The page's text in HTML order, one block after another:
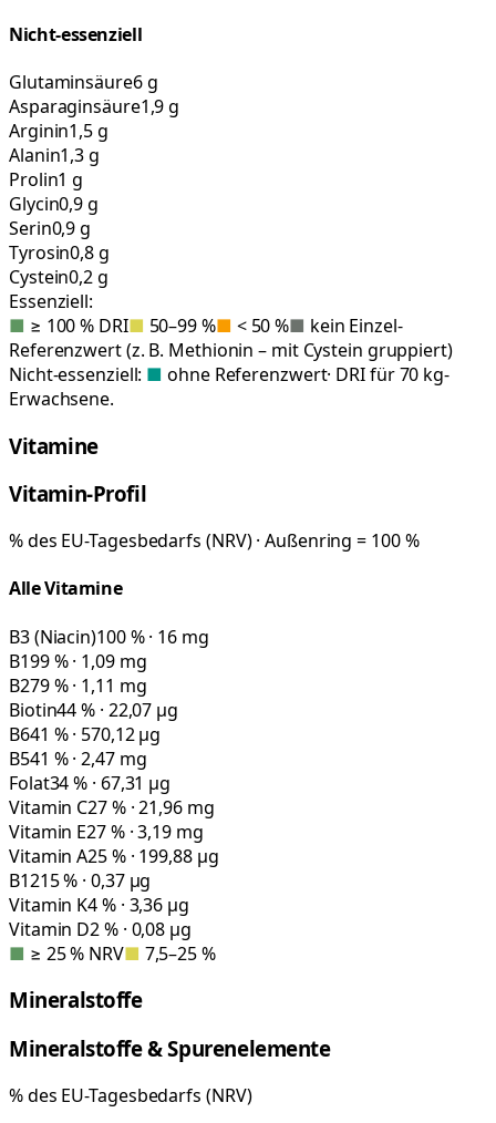
Nicht-essenziell
Glutaminsäure6 g
Asparaginsäure1,9 g
Arginin1,5 g
Alanin1,3 g
Prolin1 g
Glycin0,9 g
Serin0,9 g
Tyrosin0,8 g
Cystein0,2 g
Essenziell:
■ ≥ 100 % DRI■ 50–99 %■ < 50 %■ kein Einzel-
Referenzwert (z. B. Methionin – mit Cystein gruppiert)
Nicht-essenziell: ■ ohne Referenzwert· DRI für 70 kg-
Erwachsene.
Vitamine
Vitamin-Profil
% des EU-Tagesbedarfs (NRV) · Außenring = 100 %
Alle Vitamine
B3 (Niacin)100 % · 16 mg
B199 % · 1,09 mg
B279 % · 1,11 mg
Biotin44 % · 22,07 µg
B641 % · 570,12 µg
B541 % · 2,47 mg
Folat34 % · 67,31 µg
Vitamin C27 % · 21,96 mg
Vitamin E27 % · 3,19 mg
Vitamin A25 % · 199,88 µg
B1215 % · 0,37 µg
Vitamin K4 % · 3,36 µg
Vitamin D2 % · 0,08 µg
■ ≥ 25 % NRV■ 7,5–25 %
Mineralstoffe
Mineralstoffe & Spurenelemente
% des EU-Tagesbedarfs (NRV)